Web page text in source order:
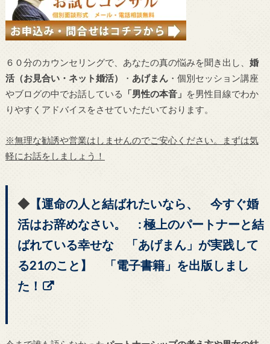
６０分のカウンセリングで、あなたの真の悩みを聞き出し、 婚
活（お見合い・ネット婚活）
・ あげまん・個別セッション講座
やブログの中でお話している
「男性の本音」 を男性目線でわか
りやすくアドバイスをさせていただいております。
※無理な勧誘や営業はしませんのでご安心ください。まずは気
軽にお話をしましょう！
◆【運命の人と結ばれたいなら、 今すぐ婚
活はお辞めなさい。 : 極上のパートナーと結
ばれている幸せな 「あげまん」が実践して
る21のこと】 「電子書籍」を出版しまし
た！